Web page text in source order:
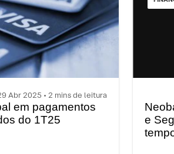
Abr 2025 • 2 mins de leitura
em pagamentos
do 1T25
e